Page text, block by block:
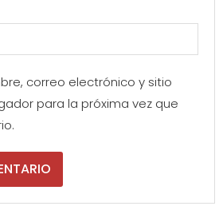
correo electrónico y sitio
para la próxima vez que